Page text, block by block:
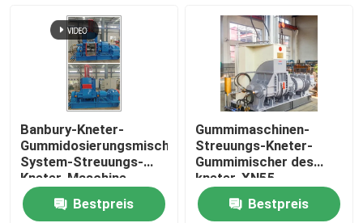
Mischende Mühlgummimaschine
Gummipulver-Fertigungsstraße
Gummiknetermaschine
Gummi-Banbury-Mischer
Banbury-Kneter-
Gummidosierungsmischendes
System-Streuungs-
Kneter-Maschine
Bestpreis
Gummimaschinen-
Streuungs-Kneter-
Gummimischer des
kneter-XN55
Bestpreis